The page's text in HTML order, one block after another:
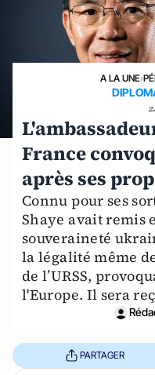
A LA UNE›
France
après ses
Connu pour ses
Shaye avait remis
souveraineté
la légalité même
de l’URSS,
l'Europe. Il sera
PARTAGER